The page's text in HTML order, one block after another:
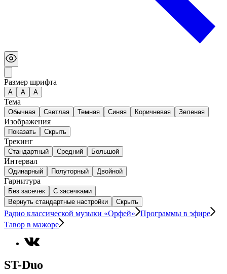
Размер шрифта
А A A
Тема
Обычная Светлая Темная Синяя Коричневая Зеленая
Изображения
Показать Скрыть
Трекинг
Стандартный Средний Большой
Интервал
Одинарный Полуторный Двойной
Гарнитура
Без засечек
С засечками
Вернуть стандартные настройки
Скрыть
Радио классической музыки «Орфей»
Программы в эфире
Тавор в мажоре
ST-Duo